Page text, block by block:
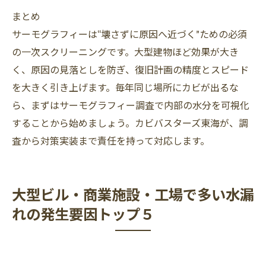
まとめ
サーモグラフィーは“壊さずに原因へ近づく”ための必須
の一次スクリーニングです。大型建物ほど効果が大き
く、原因の見落としを防ぎ、復旧計画の精度とスピード
を大きく引き上げます。毎年同じ場所にカビが出るな
ら、まずはサーモグラフィー調査で内部の水分を可視化
することから始めましょう。カビバスターズ東海が、調
査から対策実装まで責任を持って対応します。
大型ビル・商業施設・工場で多い水漏
れの発生要因トップ５